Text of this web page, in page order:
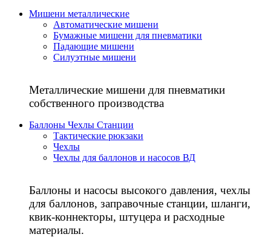
Мишени металлические
Автоматические мишени
Бумажные мишени для пневматики
Падающие мишени
Силуэтные мишени
Металлические мишени для пневматики
собственного производства
Баллоны Чехлы Станции
Тактические рюкзаки
Чехлы
Чехлы для баллонов и насосов ВД
Баллоны и насосы высокого давления, чехлы
для баллонов, заправочные станции, шланги,
квик-коннекторы, штуцера и расходные
материалы.